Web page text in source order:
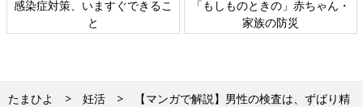
感染症対策、いますぐできるこ
と
「もしものときの」赤ちゃん・
家族の防災
たまひよ 妊活
【マンガで解説】男性の検査は、ずばり精